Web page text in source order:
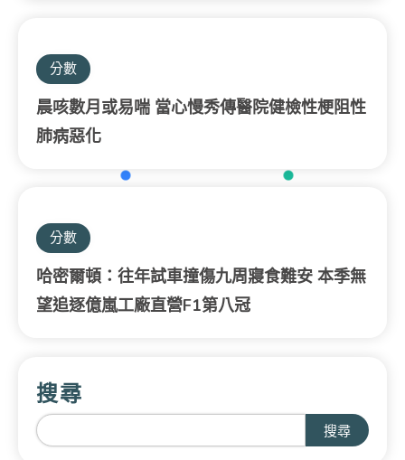
分數
晨咳數月或易喘 當心慢秀傳醫院健檢性梗阻性
肺病惡化
分數
哈密爾頓：往年試車撞傷九周寢食難安 本季無
望追逐億嵐工廠直營F1第八冠
搜尋
搜尋